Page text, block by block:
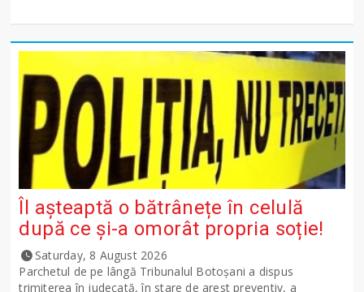
Îl așteaptă o bătrânețe în celulă
după ce și-a omorât propria soție!
Saturday, 8 August 2026
Parchetul de pe lângă Tribunalul Botoşani a dispus
trimiterea în judecată, în stare de arest preventiv, a